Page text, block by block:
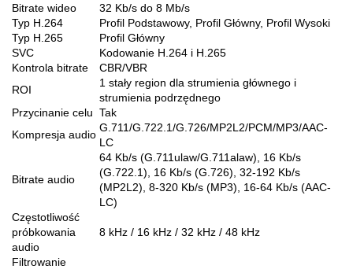
Bitrate wideo
32 Kb/s do 8 Mb/s
Typ H.264
Profil Podstawowy, Profil Główny, Profil Wysoki
Typ H.265
Profil Główny
SVC
Kodowanie H.264 i H.265
Kontrola bitrate
CBR/VBR
ROI
1 stały region dla strumienia głównego i
strumienia podrzędnego
Przycinanie celu Tak
Kompresja audio
G.711/G.722.1/G.726/MP2L2/PCM/MP3/AAC-
LC
Bitrate audio
64 Kb/s (G.711ulaw/G.711alaw), 16 Kb/s
(G.722.1), 16 Kb/s (G.726), 32-192 Kb/s
(MP2L2), 8-320 Kb/s (MP3), 16-64 Kb/s (AAC-
LC)
Częstotliwość
próbkowania
audio
8 kHz / 16 kHz / 32 kHz / 48 kHz
Filtrowanie